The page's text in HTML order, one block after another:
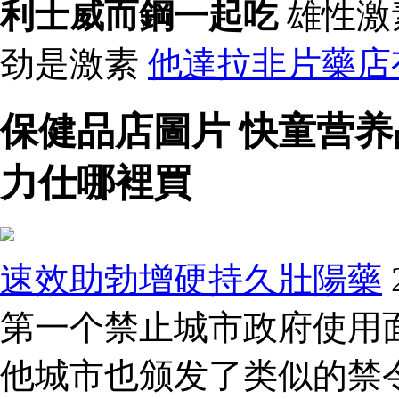
利士威而鋼一起吃雄性激
劲是激素 他達拉非片藥
保健品店圖片 快童营
力仕哪裡買
速效助勃增硬持久壯陽藥
第一个禁止城市政府使用
他城市也颁发了类似的禁